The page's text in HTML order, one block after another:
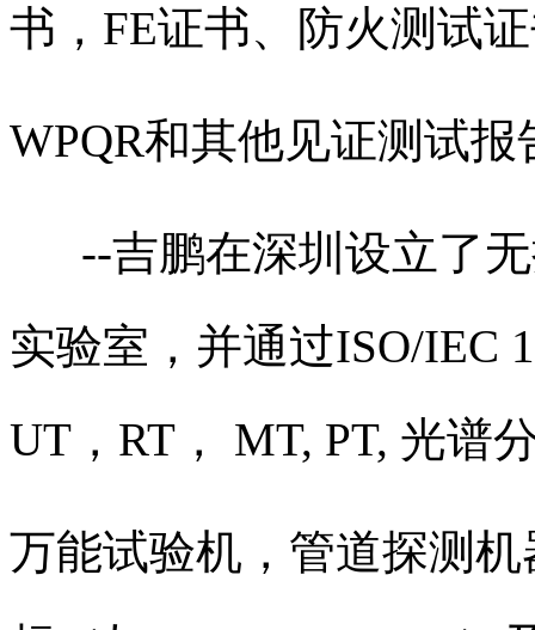
书，FE证书、防火测试
WPQR和其他见证测试报
--吉鹏在深圳设立了无
实验室，并通过ISO/IEC
UT，RT， MT, PT, 光谱
万能试验机，管道探测